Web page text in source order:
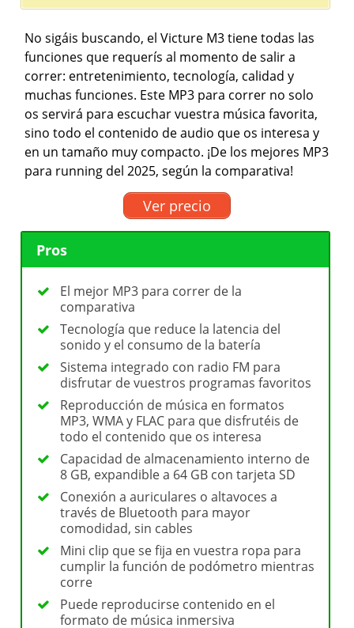
No sigáis buscando, el Victure M3 tiene todas las
funciones que requerís al momento de salir a
correr: entretenimiento, tecnología, calidad y
muchas funciones. Este MP3 para correr no solo
os servirá para escuchar vuestra música favorita,
sino todo el contenido de audio que os interesa y
en un tamaño muy compacto. ¡De los mejores MP3
para running del 2025, según la comparativa!
Ver precio
Pros
El mejor MP3 para correr de la
comparativa
Tecnología que reduce la latencia del
sonido y el consumo de la batería
Sistema integrado con radio FM para
disfrutar de vuestros programas favoritos
Reproducción de música en formatos
MP3, WMA y FLAC para que disfrutéis de
todo el contenido que os interesa
Capacidad de almacenamiento interno de
8 GB, expandible a 64 GB con tarjeta SD
Conexión a auriculares o altavoces a
través de Bluetooth para mayor
comodidad, sin cables
Mini clip que se fija en vuestra ropa para
cumplir la función de podómetro mientras
corre
Puede reproducirse contenido en el
formato de música inmersiva